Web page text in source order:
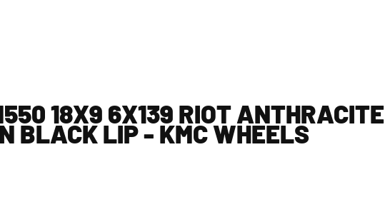
18X9 6X139 RIOT ANTHRACITE
BLACK LIP - KMC WHEELS